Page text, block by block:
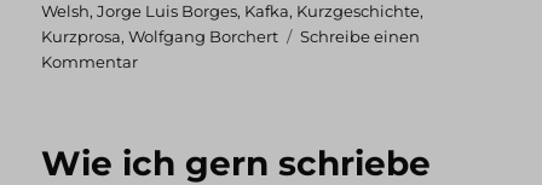
Welsh,Jorge Luis Borges, Kafka, Kurzgeschichte,
Kurzprosa,Wolfgang Borchert
Schreibe einen
Kommentarzu
Wie ich gern schriebe